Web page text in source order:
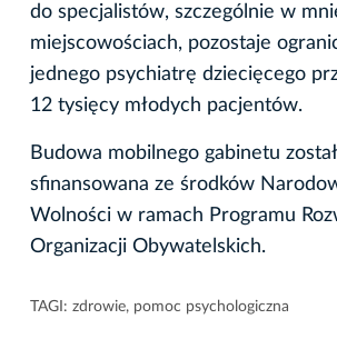
do specjalistów, szczególnie w
miejscowościach, pozostaje
jednego psychiatrę dziecięcego
12 tysięcy młodych pacjentów.
Budowa mobilnego gabinetu
sfinansowana ze środków
Wolności w ramach Programu
Organizacji Obywatelskich.
TAGI: zdrowie, pomoc psychologiczna